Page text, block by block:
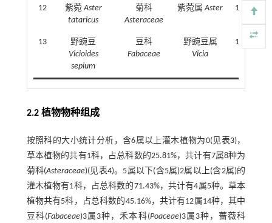
12 紫菀Aster
tataricus
菊科
Asteraceae
紫菀属Aster 1.84
13
野豌豆
Vicioides
sepium
豆科
Fabaceae
野豌豆属
Vicia
1.50
2.2 植物物种组成
按照科的大小统计分析，含6属以上灌木植物为0(见表3)，
草本植物的共有1科，占总科数的25.81%，共计有7属8种为
菊科(Asteraceae)(见表4)。5属以下(含5属)2属以上(含2属)的
灌木植物有1科，占总科数的71.43%，共计有4属5种。草本
植物共有5科，占总科数的45.16%，共计有12属14种，其中
豆科(Fabaceae)3属3种，禾本科(Poaceae)3属3种，蔷薇科